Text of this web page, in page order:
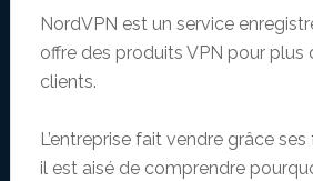
NordVPN est un service
offre des produits VPN pour plus
clients.
L’entreprise fait vendre grâce
il est aisé de comprendre